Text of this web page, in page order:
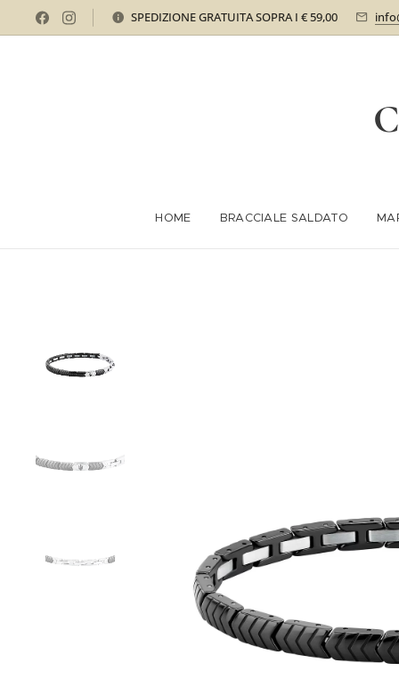
SPEDIZIONE GRATUITA SOPRA I € 59,00
HOME BRACCIALE SALDATO